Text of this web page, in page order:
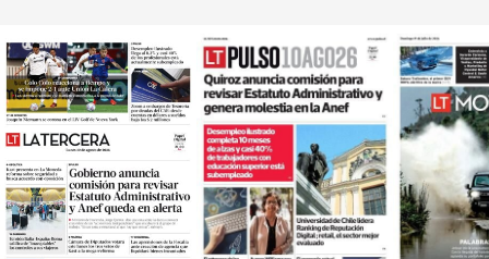
Opens in new window Opens in